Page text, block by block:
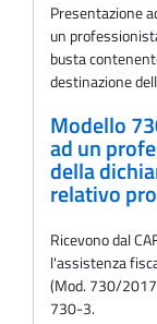
Presentazione
un
busta
destinazione
Modello
ad un
della
relativo
Ricevono dal
l'assistenza
(Mod. 730/
730-3.